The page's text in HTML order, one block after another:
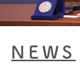
NEWS